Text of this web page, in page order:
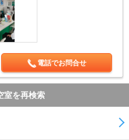
電話でお問合せ
室を再検索